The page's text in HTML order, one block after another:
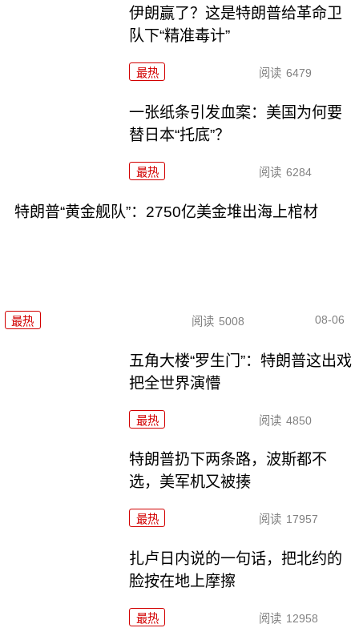
伊朗赢了？这是特朗普给革命卫
队下“精准毒计”
最热 阅读 6479
一张纸条引发血案：美国为何要
替日本“托底”？
最热 阅读 6284
特朗普“黄金舰队”：2750亿美金堆出海上棺材
最热 阅读 5008 08-06
五角大楼“罗生门”：特朗普这出戏
把全世界演懵
最热 阅读 4850
特朗普扔下两条路，波斯都不
选，美军机又被揍
最热 阅读 17957
扎卢日内说的一句话，把北约的
脸按在地上摩擦
最热 阅读 12958